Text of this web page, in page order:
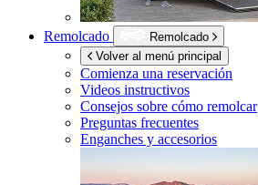
Remolcado
Remolcado
Volver al menú principal
Comienza una reservación
Videos instructivos
Consejos sobre cómo remolcar
Preguntas frecuentes
Enganches y accesorios